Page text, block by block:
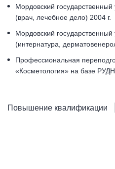
Мордовский
(врач, лечебное дело) 2004 г.
Мордовский
(интернатура,
Профессиональная
«Косметология» на базе
Повышение квалификации